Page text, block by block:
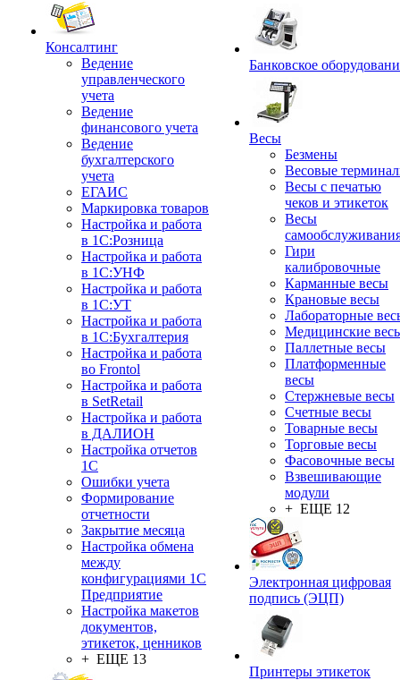
Консалтинг
Ведение
управленческого
учета
Ведение
финансового учета
Ведение
бухгалтерского
учета
ЕГАИС
Маркировка товаров
Настройка и работа
в 1С:Розница
Настройка и работа
в 1С:УНФ
Настройка и работа
в 1С:УТ
Настройка и работа
в 1С:Бухгалтерия
Настройка и работа
во Frontol
Настройка и работа
в SetRetail
Настройка и работа
в ДАЛИОН
Настройка отчетов
1С
Ошибки учета
Формирование
отчетности
Закрытие месяца
Настройка обмена
между
конфигурациями 1С
Предприятие
Настройка макетов
документов,
этикеток, ценников
+ ЕЩЕ 13
Банковское
Весы
Безмены
Весовые
Весы с печатью
чеков и этикеток
Весы
Гири
калибровочные
Карманные весы
Крановые весы
Лабораторные
Медицинские
Паллетные весы
Платформенные
весы
Стержневые весы
Счетные весы
Товарные весы
Торговые весы
Фасовочные весы
Взвешивающие
модули
+ ЕЩЕ 12
Электронная цифровая
подпись (ЭЦП)
Принтеры этикеток